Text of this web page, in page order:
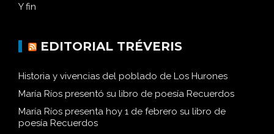
Y fin
EDITORIAL TRÉVERIS
Historia y vivencias del poblado de Los Hurones
María Ríos presentó su libro de poesía Recuerdos
María Ríos presenta hoy 1 de febrero su libro de
poesía Recuerdos